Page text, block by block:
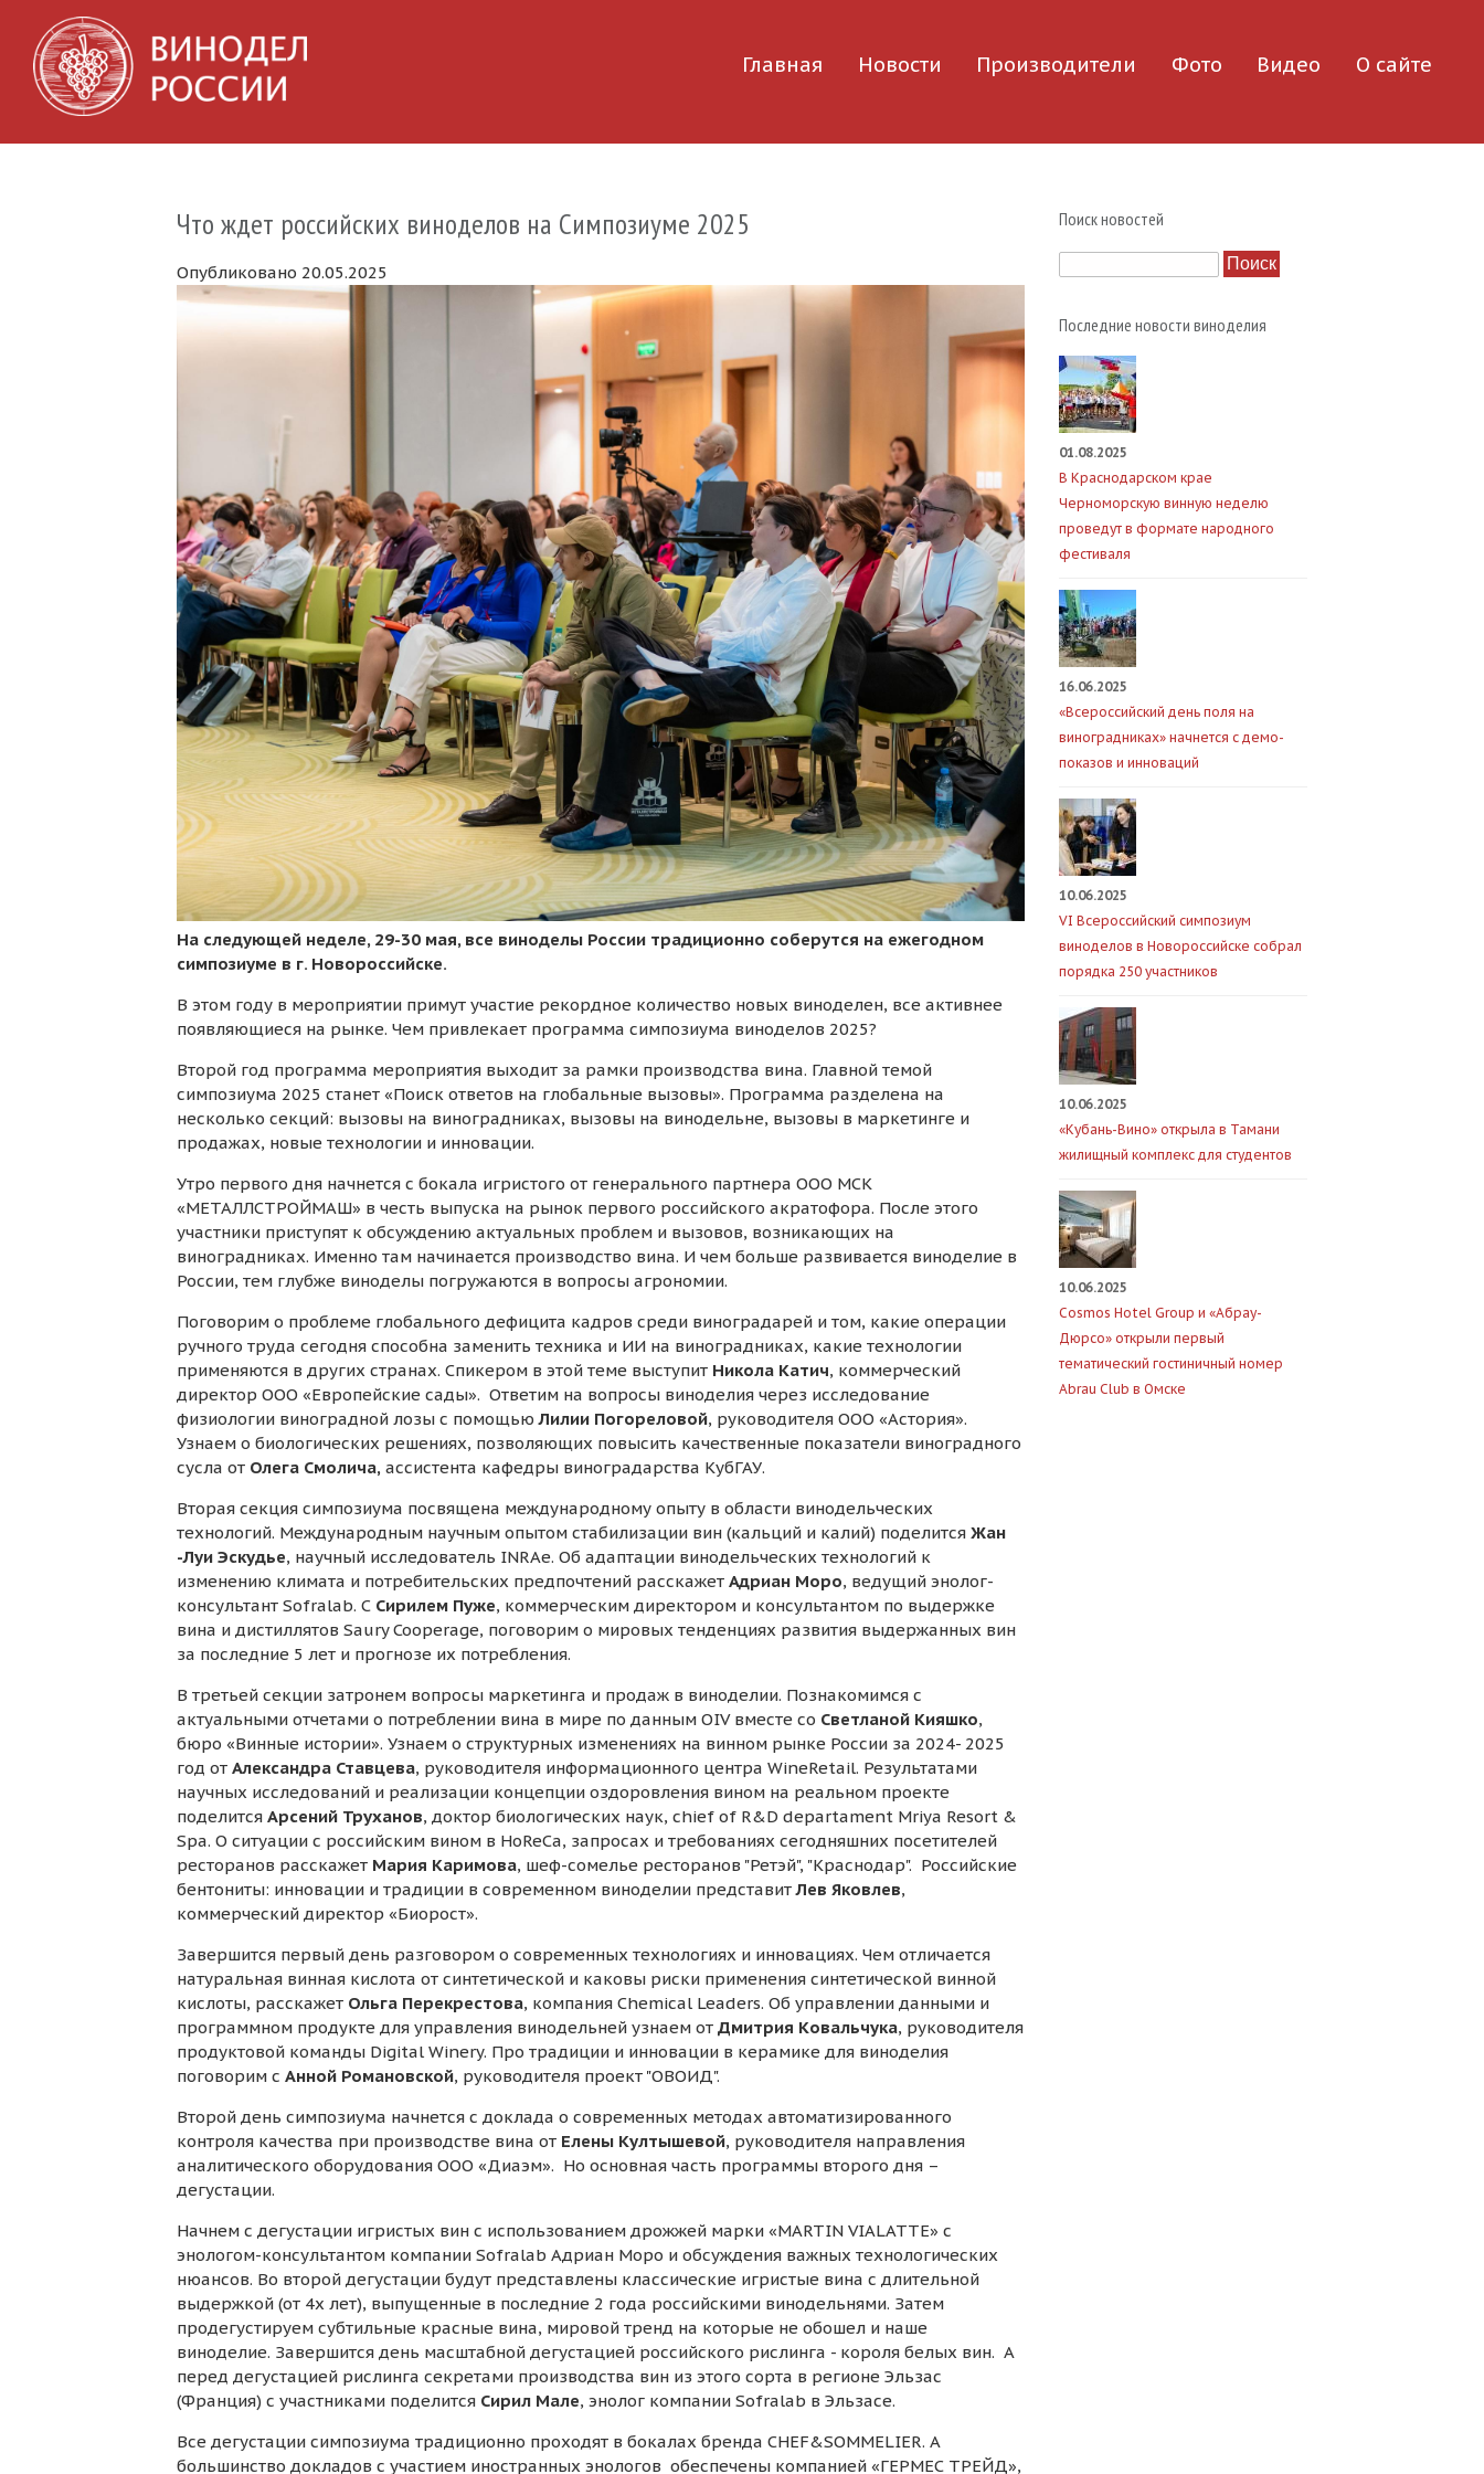
Главная Новости Производители Фото Видео О сайте
Что ждет российских виноделов на Симпозиуме 2025
Опубликовано 20.05.2025
На следующей неделе, 29-30 мая, все виноделы России традиционно соберутся на ежегодном
симпозиуме в г. Новороссийске.
В этом году в мероприятии примут участие рекордное количество новых виноделен, все активнее
появляющиеся на рынке. Чем привлекает программа симпозиума виноделов 2025?
Второй год программа мероприятия выходит за рамки производства вина. Главной темой
симпозиума 2025 станет «Поиск ответов на глобальные вызовы». Программа разделена на
несколько секций: вызовы на виноградниках, вызовы на винодельне, вызовы в маркетинге и
продажах, новые технологии и инновации.
Утро первого дня начнется с бокала игристого от генерального партнера ООО МСК
«МЕТАЛЛСТРОЙМАШ» в честь выпуска на рынок первого российского акратофора. После этого
участники приступят к обсуждению актуальных проблем и вызовов, возникающих на
виноградниках. Именно там начинается производство вина. И чем больше развивается виноделие в
России, тем глубже виноделы погружаются в вопросы агрономии.
Поговорим о проблеме глобального дефицита кадров среди виноградарей и том, какие операции
ручного труда сегодня способна заменить техника и ИИ на виноградниках, какие технологии
применяются в других странах. Спикером в этой теме выступит Никола Катич, коммерческий
директор ООО «Европейские сады». Ответим на вопросы виноделия через исследование
физиологии виноградной лозы с помощьюЛилии Погореловой, руководителя ООО «Астория».
Узнаем о биологических решениях, позволяющих повысить качественные показатели виноградного
сусла от Олега Смолича, ассистента кафедры виноградарства КубГАУ.
Вторая секция симпозиума посвящена международному опыту в области винодельческих
технологий. Международным научным опытом стабилизации вин (кальций и калий) поделится Жан
-Луи Эскудье, научный исследователь INRAe. Об адаптации винодельческих технологий к
изменению климата и потребительских предпочтений расскажет Адриан Моро, ведущий энолог-
консультант Sofralab. С Сирилем Пуже, коммерческим директором и консультантом по выдержке
вина и дистиллятов Saury Cooperage, поговорим о мировых тенденциях развития выдержанных вин
за последние 5 лет и прогнозе их потребления.
В третьей секции затронем вопросы маркетинга и продаж в виноделии. Познакомимся с
актуальными отчетами о потреблении вина в мире по данным OIV вместе со Светланой Кияшко,
бюро «Винные истории». Узнаем о структурных изменениях на винном рынке России за 2024- 2025
год от Александра Ставцева, руководителя информационного центра WineRetail. Результатами
научных исследований и реализации концепции оздоровления вином на реальном проекте
поделится Арсений Труханов, доктор биологических наук, chief of R&D departament Mriya Resort &
Spa. О ситуации с российским вином в HoReCa, запросах и требованиях сегодняшних посетителей
ресторанов расскажет Мария Каримова, шеф-сомелье ресторанов "Ретэй", "Краснодар". Российские
бентониты: инновации и традиции в современном виноделии представитЛев Яковлев,
коммерческий директор «Биорост».
Завершится первый день разговором о современных технологиях и инновациях. Чем отличается
натуральная винная кислота от синтетической и каковы риски применения синтетической винной
кислоты, расскажет Ольга Перекрестова, компания Chemical Leaders. Об управлении данными и
программном продукте для управления винодельней узнаем от Дмитрия Ковальчука, руководителя
продуктовой команды Digital Winery. Про традиции и инновации в керамике для виноделия
поговорим с Анной Романовской, руководителя проект "ОВОИД".
Второй день симпозиума начнется с доклада о современных методах автоматизированного
контроля качества при производстве вина от Елены Култышевой, руководителя направления
аналитического оборудования ООО «Диаэм». Но основная часть программы второго дня –
дегустации.
Начнем с дегустации игристых вин с использованием дрожжей марки «MARTIN VIALATTE» с
энологом-консультантом компании Sofralab Адриан Моро и обсуждения важных технологических
нюансов. Во второй дегустации будут представлены классические игристые вина с длительной
выдержкой (от 4х лет), выпущенные в последние 2 года российскими винодельнями. Затем
продегустируем субтильные красные вина, мировой тренд на которые не обошел и наше
виноделие. Завершится день масштабной дегустацией российского рислинга - короля белых вин. А
перед дегустацией рислинга секретами производства вин из этого сорта в регионе Эльзас
(Франция) с участниками поделится Сирил Мале, энолог компании Sofralab в Эльзасе.
Все дегустации симпозиума традиционно проходят в бокалах бренда CHEF&SOMMELIER. А
большинство докладов с участием иностранных энологов обеспечены компанией «ГЕРМЕС ТРЕЙД»,
Поиск новостей
Последние новости виноделия
01.08.2025
В Краснодарском крае
Черноморскую винную неделю
проведут в формате народного
фестиваля
16.06.2025
«Всероссийский день поля на
виноградниках» начнется с демо-
показов и инноваций
10.06.2025
VI Всероссийский симпозиум
виноделов в Новороссийске собрал
порядка 250 участников
10.06.2025
«Кубань-Вино» открыла в Тамани
жилищный комплекс для студентов
10.06.2025
Cosmos Hotel Group и «Абрау-
Дюрсо» открыли первый
тематический гостиничный номер
Abrau Club в Омске